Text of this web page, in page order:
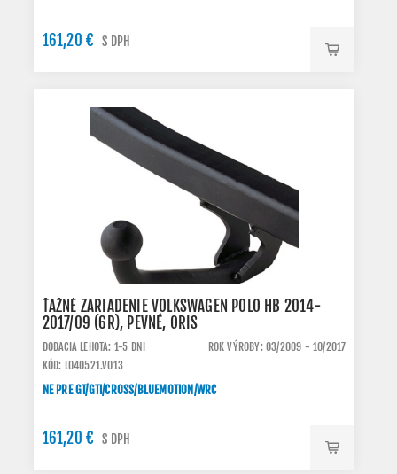
161,20 € S DPH
ŤAŽNÉ ZARIADENIE VOLKSWAGEN POLO HB 2014-
2017/09 (6R), PEVNÉ, ORIS
DODACIA LEHOTA: 1-5 DNI
ROK VÝROBY: 03/2009 - 10/2017
KÓD: L040521.VO13
NE PRE GT/GTI/CROSS/BLUEMOTION/WRC
161,20 € S DPH